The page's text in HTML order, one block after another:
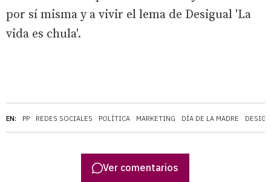
EN: PP REDES SOCIALES POLÍTICA MARKETING DÍA DE LA MADRE
por sí misma y a vivir el lema de Desigual 'La
vida es chula'.
Ver comentarios